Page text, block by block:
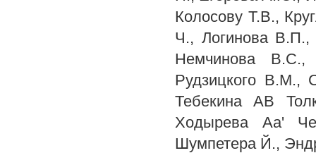
Колосову Т.В.,
Ч., Логинова
Немчинова
Рудзицкого В.М.,
Тебекина AB
Ходырева Аа'
Шумпетера Й.,